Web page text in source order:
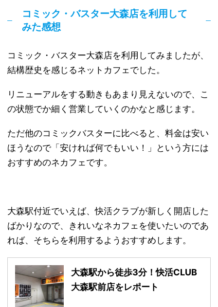
コミック・バスター大森店を利用して
みた感想
コミック・バスター大森店を利用してみましたが、
結構歴史を感じるネットカフェでした。
リニューアルをする動きもあまり見えないので、こ
の状態でか細く営業していくのかなと感じます。
ただ他のコミックバスターに比べると、料金は安い
ほうなので「安ければ何でもいい！」という方には
おすすめのネカフェです。
大森駅付近でいえば、快活クラブが新しく開店した
ばかりなので、きれいなネカフェを使いたいのであ
れば、そちらを利用するようおすすめします。
大森駅から徒歩3分！快活CLUB
大森駅前店をレポート